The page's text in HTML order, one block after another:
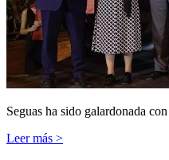
Seguas ha sido galardonada
Leer más >